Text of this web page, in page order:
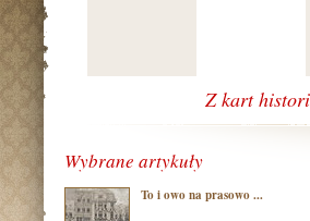
Z kart
Wybrane artykuły
To i owo na prasowo ...